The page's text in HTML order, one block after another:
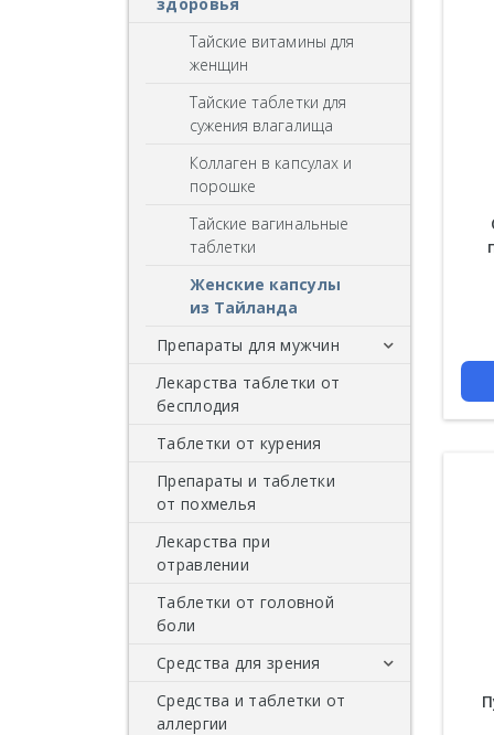
от пародонтоза
для чувствительных
зубов
травяные
лечебные
Натуральные
без фтора
Зубные щетки
Зубные пасты оптом
Наборы зубных паст
Красные бальзамы
тайские
Черные бальзамы и мази
Желтые бальзамы
Белые мази и бальзамы
Обезболивающие мази
Бальзамы и гели для
суставов
Мази и кремы для
суставов
Охлаждающие бальзамы
тайские
Бальзамы Wang Prom
Мази для спортсменов
Muay (Муай Тай кремы)
Массажные бальзамы
тайские
Фа Талай Джон -
метельчатый
Таблетки шарики от
кашля и простуды
Тайские витамины для
женщин
Тайские таблетки для
сужения влагалища
Коллаген в капсулах и
порошке
Тайские вагинальные
таблетки
Женские капсулы
из Тайланда
Препараты для мужчин
БАДы для повышения
потенции у мужчин
Средства для
пожилом возрасте
силы
Лекарства таблетки от
бесплодия
Таблетки от курения
Препараты и таблетки
от похмелья
Лекарства при
отравлении
Таблетки от головной
боли
Средства для зрения
Таблетки и капсулы
для зрения
Средства и таблетки от
аллергии